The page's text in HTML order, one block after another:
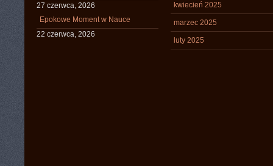
27 czerwca, 2026
Epokowe Moment w Nauce
22 czerwca, 2026
kwiecień 2025
marzec 2025
luty 2025